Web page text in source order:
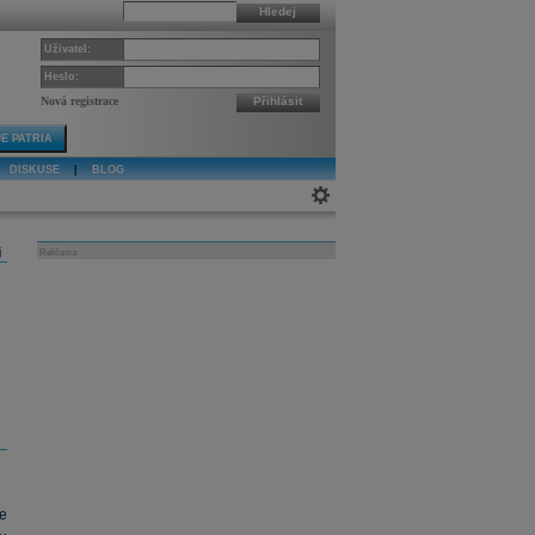
Hledej
Uživatel:
Heslo:
Nová registrace Přihlásit
PATRIA
DISKUSE BLOG
Reklama